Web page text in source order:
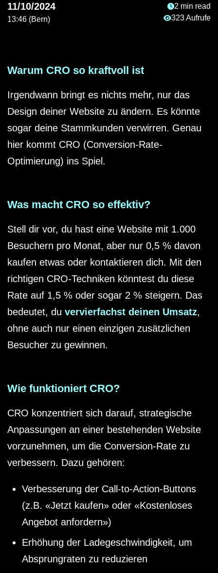
11/10/2024
13:46 (Bern)
Lesezeit:
2 min read
Anzahl der
323 Aufrufe
Warum CRO so kraftvoll ist
Irgendwann bringt es nichts mehr, nur das
Design deiner Website zu ändern. Es könnte
sogar deine Stammkunden verwirren. Genau
hier kommt CRO (Conversion-Rate-
Optimierung) ins Spiel.
Was macht CRO so effektiv?
Stell dir vor, du hast eine Website mit 1.000
Besuchern pro Monat, aber nur 0,5 % davon
kaufen etwas oder kontaktieren dich. Mit den
richtigen CRO-Techniken könntest du diese
Rate auf 1,5 % oder sogar 2 % steigern. Das
bedeutet, du vervierfachst deinen Umsatz,
ohne auch nur einen einzigen zusätzlichen
Besucher zu gewinnen.
Wie funktioniert CRO?
CRO konzentriert sich darauf, strategische
Anpassungen an einer bestehenden Website
vorzunehmen, um die Conversion-Rate zu
verbessern. Dazu gehören:
Verbesserung der Call-to-Action-Buttons
(z.B. «Jetzt kaufen» oder «Kostenloses
Angebot anfordern»)
Erhöhung der Ladegeschwindigkeit, um
Absprungraten zu reduzieren